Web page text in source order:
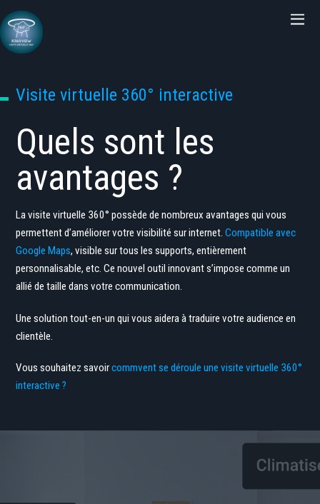
Visite virtuelle 360° interactive
Quels sont les
avantages ?
La visite virtuelle 360° possède de nombreux avantages qui vous
permettent d’améliorer votre visibilité sur internet.Compatible avec
Google Maps, visible sur tous les supports, entièrement
personnalisable, etc. Ce nouvel outil innovant s’impose comme un
allié de taille dans votre communication.
Une solution tout-en-un qui vous aidera à traduire votre audience en
clientèle.
Vous souhaitez savoircommvent se déroule une visite virtuelle 360°
interactive ?